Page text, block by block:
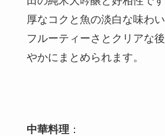
厚なコクと魚の淡白な味わ
フルーティーさとクリアな
やかにまとめられます。
中華料理 ：